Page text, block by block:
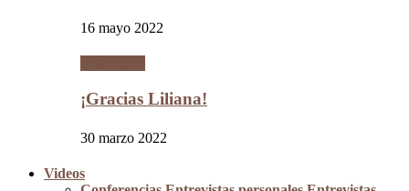
16 mayo 2022
¡Gracias Liliana!
30 marzo 2022
Videos